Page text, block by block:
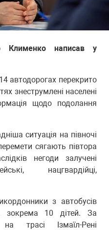
Клименко написав у
автодорогах перекрито
знеструмлені населені
щодо подолання
ситуація на півночі
сягають півтора
негоди залучені
нацгвардійці,
з автобусів
зокрема 10 дітей. За
трасі Ізмаїл-Рені